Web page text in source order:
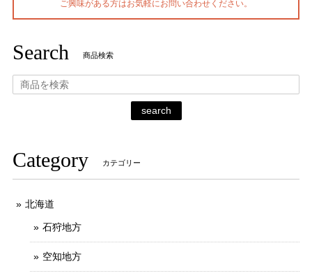
ご興味がある方はお気軽にお問い合わせください。
Search 商品検索
search
Category カテゴリー
北海道
石狩地方
空知地方